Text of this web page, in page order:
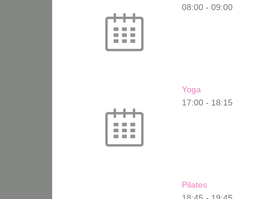
08:00 - 09:00
Yoga
17:00 - 18:15
Pilates